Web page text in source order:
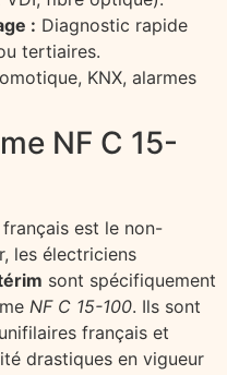
: Diagnostic rapide
tertiaires.
KNX, alarmes
NF C 15-
français est le non-
les électriciens
sont spécifiquement
NF C 15-100. Ils sont
français et
drastiques en vigueur